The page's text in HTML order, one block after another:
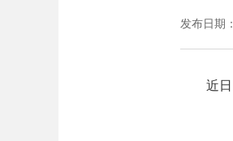
发布日期
近日，